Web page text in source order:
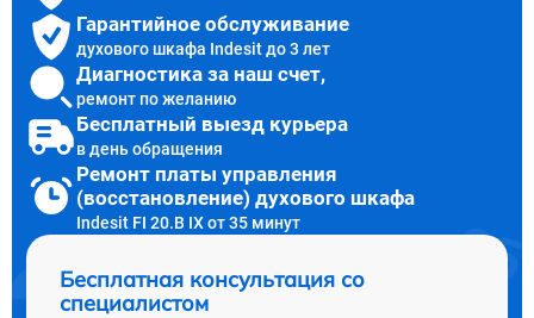
Гарантийное обслуживание
духового шкафа Indesit до 3 лет
Диагностика за наш счет,
ремонт по желанию
Бесплатный выезд курьера
в день обращения
Ремонт платы управления
(восстановление) духового шкафа
Indesit FI 20.B IX от 35 минут
Бесплатная консультация со
специалистом